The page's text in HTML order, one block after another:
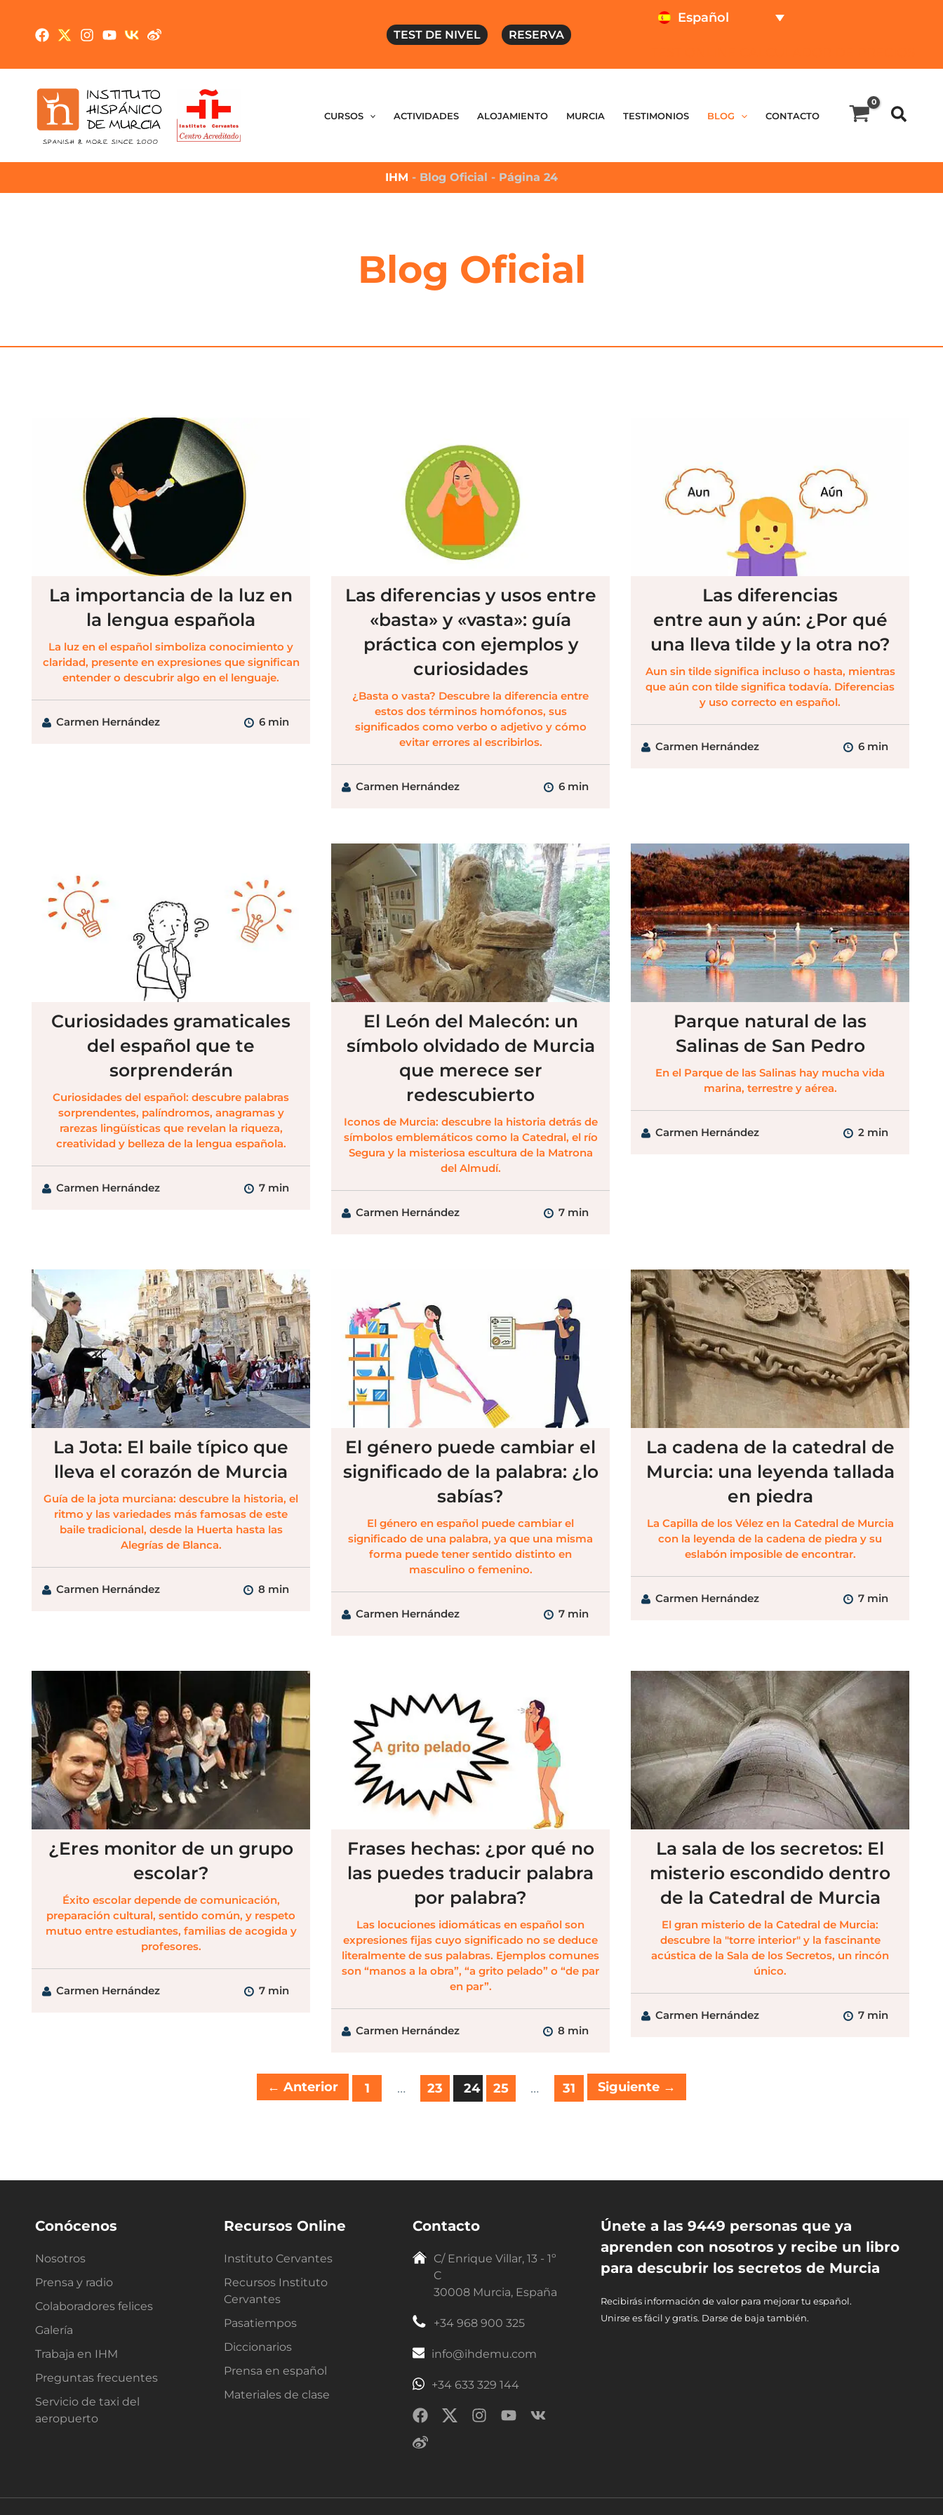
TEST DE NIVEL RESERVA
Español
CURSOS ACTIVIDADES ALOJAMIENTO MURCIA TESTIMONIOS BLOG CONTACTO
IHM - Blog Oficial - Página 24
Blog Oficial
La importancia de la luz en
la lengua española
La luz en el español simboliza conocimiento y
claridad, presente en expresiones que significan
entender o descubrir algo en el lenguaje.
Carmen Hernández 6 min
Las diferencias y usos entre
«basta» y «vasta»: guía
práctica con ejemplos y
curiosidades
¿Basta o vasta? Descubre la diferencia entre
estos dos términos homófonos, sus
significados como verbo o adjetivo y cómo
evitar errores al escribirlos.
Carmen Hernández 6 min
Las diferencias
entre aun y aún: ¿Por qué
una lleva tilde y la otra no?
Aun sin tilde significa incluso o hasta, mientras
que aún con tilde significa todavía. Diferencias
y uso correcto en español.
Carmen Hernández 6 min
Curiosidades gramaticales
del español que te
sorprenderán
Curiosidades del español: descubre palabras
sorprendentes, palíndromos, anagramas y
rarezas lingüísticas que revelan la riqueza,
creatividad y belleza de la lengua española.
Carmen Hernández 7 min
El León del Malecón: un
símbolo olvidado de Murcia
que merece ser
redescubierto
Iconos de Murcia: descubre la historia detrás de
símbolos emblemáticos como la Catedral, el río
Segura y la misteriosa escultura de la Matrona
del Almudí.
Carmen Hernández 7 min
Parque natural de las
Salinas de San Pedro
En el Parque de las Salinas hay mucha vida
marina, terrestre y aérea.
Carmen Hernández 2 min
La Jota: El baile típico que
lleva el corazón de Murcia
Guía de la jota murciana: descubre la historia, el
ritmo y las variedades más famosas de este
baile tradicional, desde la Huerta hasta las
Alegrías de Blanca.
Carmen Hernández 8 min
El género puede cambiar el
significado de la palabra: ¿lo
sabías?
El género en español puede cambiar el
significado de una palabra, ya que una misma
forma puede tener sentido distinto en
masculino o femenino.
Carmen Hernández 7 min
La cadena de la catedral de
Murcia: una leyenda tallada
en piedra
La Capilla de los Vélez en la Catedral de Murcia
con la leyenda de la cadena de piedra y su
eslabón imposible de encontrar.
Carmen Hernández 7 min
¿Eres monitor de un grupo
escolar?
Éxito escolar depende de comunicación,
preparación cultural, sentido común, y respeto
mutuo entre estudiantes, familias de acogida y
profesores.
Carmen Hernández 7 min
Frases hechas: ¿por qué no
las puedes traducir palabra
por palabra?
Las locuciones idiomáticas en español son
expresiones fijas cuyo significado no se deduce
literalmente de sus palabras. Ejemplos comunes
son “manos a la obra”, “a grito pelado” o “de par
en par”.
Carmen Hernández 8 min
La sala de los secretos: El
misterio escondido dentro
de la Catedral de Murcia
El gran misterio de la Catedral de Murcia:
descubre la "torre interior" y la fascinante
acústica de la Sala de los Secretos, un rincón
único.
Carmen Hernández 7 min
← Anterior 1 … 23 24 25 … 31 Siguiente →
Conócenos
Nosotros
Prensa y radio
Colaboradores felices
Galería
Trabaja en IHM
Preguntas frecuentes
Servicio de taxi del
aeropuerto
Recursos Online
Instituto Cervantes
Recursos Instituto
Cervantes
Pasatiempos
Diccionarios
Prensa en español
Materiales de clase
Contacto
C/ Enrique Villar, 13 - 1º
C
30008 Murcia, España
+34 968 900 325
info@ihdemu.com
+34 633 329 144
Únete a las 9449 personas que ya
aprenden con nosotros y recibe un libro
para descubrir los secretos de Murcia
Recibirás información de valor para mejorar tu español.
Unirse es fácil y gratis. Darse de baja también.